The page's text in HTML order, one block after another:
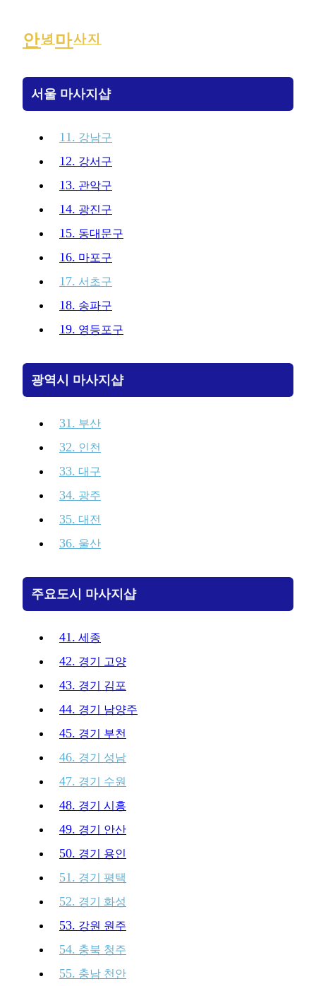
안녕 마사지
서울 마사지샵
11. 강남구
12. 강서구
13. 관악구
14. 광진구
15. 동대문구
16. 마포구
17. 서초구
18. 송파구
19. 영등포구
광역시 마사지샵
31. 부산
32. 인천
33. 대구
34. 광주
35. 대전
36. 울산
주요도시 마사지샵
41. 세종
42. 경기 고양
43. 경기 김포
44. 경기 남양주
45. 경기 부천
46. 경기 성남
47. 경기 수원
48. 경기 시흥
49. 경기 안산
50. 경기 용인
51. 경기 평택
52. 경기 화성
53. 강원 원주
54. 충북 청주
55. 충남 천안